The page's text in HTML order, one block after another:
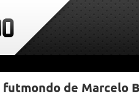
de Marcelo